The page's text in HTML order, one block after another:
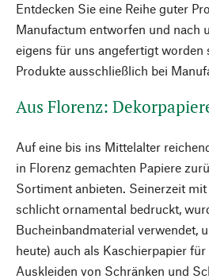
Entdecken Sie eine Reihe guter
Manufactum entworfen und nach
eigens für uns angefertigt worden
Produkte ausschließlich bei
Aus Florenz:
Auf eine bis ins Mittelalter
in Florenz gemachten Papiere
Sortiment anbieten. Seinerzeit
schlicht ornamental bedruckt,
Bucheinbandmaterial verwendet,
heute) auch als Kaschierpapier
Auskleiden von Schränken und